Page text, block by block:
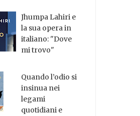
Jhumpa Lahiri e
la sua opera in
italiano: "Dove
mi trovo"
Quando l’odio si
insinua nei
legami
quotidiani e